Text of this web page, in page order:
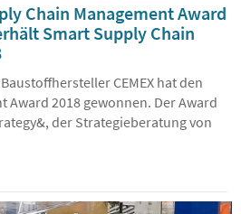
Chain Management Award
Smart Supply Chain
CEMEX hat den
Award 2018 gewonnen. Der Award
der Strategieberatung von